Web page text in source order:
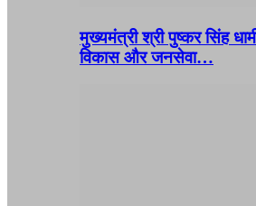
मुख्यमंत्री श्री पुष्कर सिंह
विकास और जनसेवा…